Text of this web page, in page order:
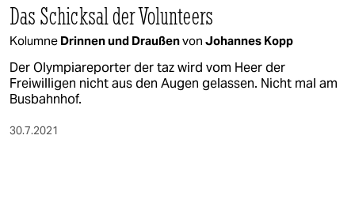
Das Schicksal der Volunteers
Kolumne Drinnen und Draußenvon Johannes Kopp
Der Olympiareporter der taz wird vom Heer der
Freiwilligen nicht aus den Augen gelassen. Nicht mal am
Busbahnhof.
30.7.2021